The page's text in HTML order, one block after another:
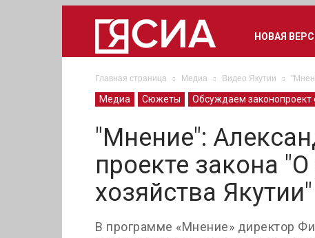
НОВАЯ
Главная страница Медиа Видео Якутии
Медиа Сюжеты Обсуждаем законопроект
"Мнение":
проекте закона
хозяйства Якутии"
В программе «Мнение» директор